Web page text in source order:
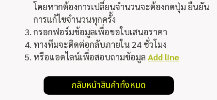
โดยหากต้องการเปลี่ยนจำนวนจะต้องกดปุ่ม ยืนยัน
การแก้ไขจำนวนทุกครั้ง
กรอกฟอร์มข้อมูลเพื่อขอใบเสนอราคา
ทางทีมจะติดต่อกลับภายใน 24 ชั่วโมง
หรือแอดไลน์เพื่อสอบถามข้อมูล Add line
กลับหน้าสินค้าทั้งหมด